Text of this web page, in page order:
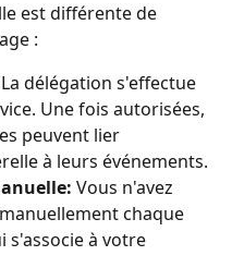
est différente de
:
La délégation s'effectue
Une fois autorisées,
peuvent lier
à leurs événements.
Vous n'avez
chaque
s'associe à votre